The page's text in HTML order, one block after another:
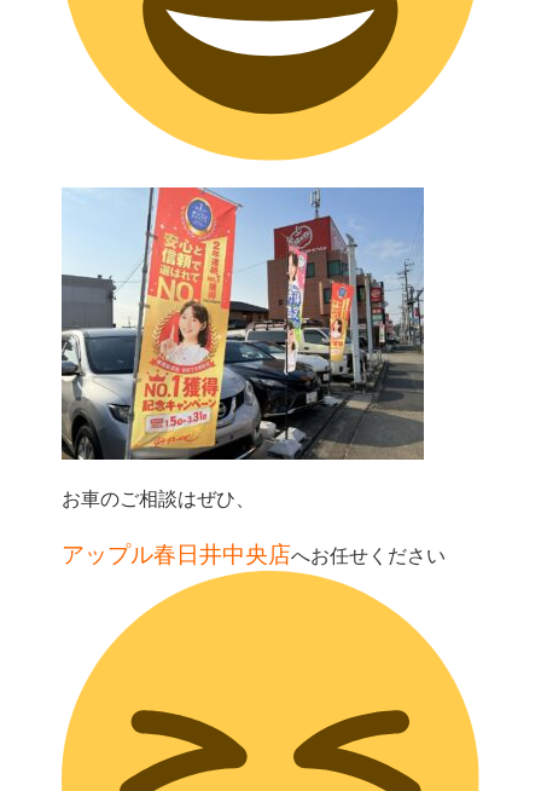
お車のご相談はぜひ、
アップル春日井中央店へお任せください